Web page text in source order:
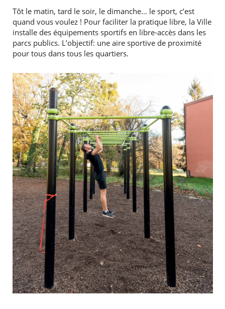
Tôt le matin, tard le soir, le dimanche... le sport, c’est
quand vous voulez ! Pour faciliter la pratique libre, la Ville
installe des équipements sportifs en libre-accès dans les
parcs publics. L’objectif: une aire sportive de proximité
pour tous dans tous les quartiers.